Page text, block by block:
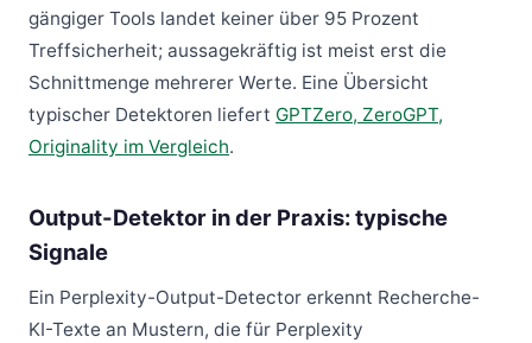
gängiger Tools landet keiner über 95 Prozent
Treffsicherheit; aussagekräftig ist meist erst die
Schnittmenge mehrerer Werte. Eine Übersicht
typischer Detektoren liefert GPTZero, ZeroGPT,
Originality im Vergleich.
Output-Detektor in der Praxis: typische
Signale
Ein Perplexity-Output-Detector erkennt Recherche-
KI-Texte an Mustern, die für Perplexity